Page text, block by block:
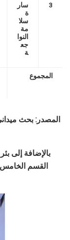
3
سار
ة
سلا
مة
النوا
جع
ة
المجموع
المصدر: بحث
بالإضافة إلى